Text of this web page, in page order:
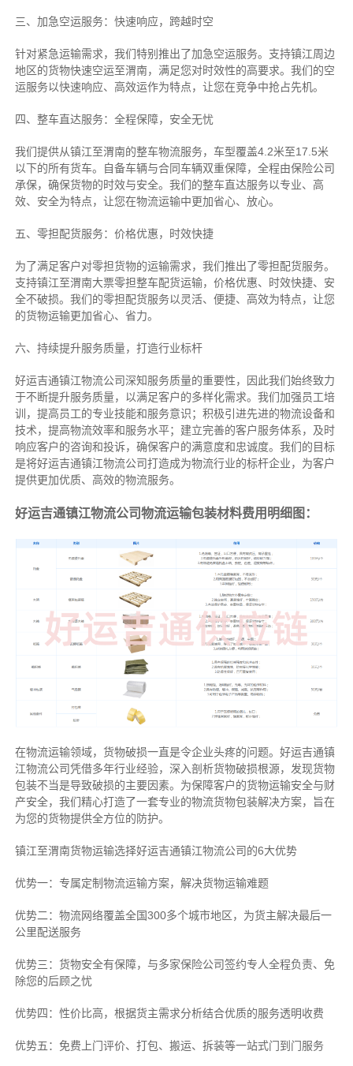
三、加急空运服务：快速响应，跨越时空
针对紧急运输需求，我们特别推出了加急空运服务。支持镇江周边
地区的货物快速空运至渭南，满足您对时效性的高要求。我们的空
运服务以快速响应、高效运作为特点，让您在竞争中抢占先机。
四、整车直达服务：全程保障，安全无忧
我们提供从镇江至渭南的整车物流服务，车型覆盖4.2米至17.5米
以下的所有货车。自备车辆与合同车辆双重保障，全程由保险公司
承保，确保货物的时效与安全。我们的整车直达服务以专业、高
效、安全为特点，让您在物流运输中更加省心、放心。
五、零担配货服务：价格优惠，时效快捷
为了满足客户对零担货物的运输需求，我们推出了零担配货服务。
支持镇江至渭南大票零担整车配货运输，价格优惠、时效快捷、安
全不破损。我们的零担配货服务以灵活、便捷、高效为特点，让您
的货物运输更加省心、省力。
六、持续提升服务质量，打造行业标杆
好运吉通镇江物流公司深知服务质量的重要性，因此我们始终致力
于不断提升服务质量，以满足客户的多样化需求。我们加强员工培
训，提高员工的专业技能和服务意识；积极引进先进的物流设备和
技术，提高物流效率和服务水平；建立完善的客户服务体系，及时
响应客户的咨询和投诉，确保客户的满意度和忠诚度。我们的目标
是将好运吉通镇江物流公司打造成为物流行业的标杆企业，为客户
提供更加优质、高效的物流服务。
好运吉通镇江物流公司物流运输包装材料费用明细图：
在物流运输领域，货物破损一直是令企业头疼的问题。好运吉通镇
江物流公司凭借多年行业经验，深入剖析货物破损根源，发现货物
包装不当是导致破损的主要因素。为保障客户的货物运输安全与财
产安全，我们精心打造了一套专业的物流货物包装解决方案，旨在
为您的货物提供全方位的防护。
镇江至渭南货物运输选择好运吉通镇江物流公司的6大优势
优势一：专属定制物流运输方案，解决货物运输难题
优势二：物流网络覆盖全国300多个城市地区，为货主解决最后一
公里配送服务
优势三：货物安全有保障，与多家保险公司签约专人全程负责、免
除您的后顾之忧
优势四：性价比高，根据货主需求分析结合优质的服务透明收费
优势五：免费上门评价、打包、搬运、拆装等一站式门到门服务